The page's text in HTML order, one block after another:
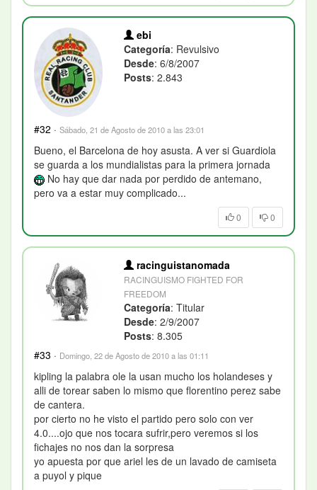
ebi
Categoría: Revulsivo
Desde: 6/8/2007
Posts: 2.843
#32 · Sábado, 21 de Agosto de 2010 a las 23:01
Bueno, el Barcelona de hoy asusta. A ver si Guardiola
se guarda a los mundialistas para la primera jornada
No hay que dar nada por perdido de antemano,
pero va a estar muy complicado...
0 0
racinguistanomada
RACINGUISMO FIGHTED FOR
FREEDOM
Categoría: Titular
Desde: 2/9/2007
Posts: 8.305
#33 · Domingo, 22 de Agosto de 2010 a las 01:11
kipling la palabra ole la usan mucho los holandeses y
alli de torear saben lo mismo que florentino perez sabe
de cantera.
por cierto no he visto el partido pero solo con ver
4.0....ojo que nos tocara sufrir,pero veremos si los
fichajes no nos dan la sorpresa
yo apuesta por que ariel les de un lavado de camiseta
a puyol y pique